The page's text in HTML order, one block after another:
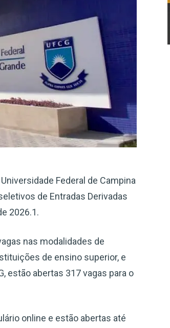
Federal de Campina
de Entradas Derivadas
2026.1.
nas modalidades de
de ensino superior, e
estão abertas 317 vagas para o
online e estão abertas até